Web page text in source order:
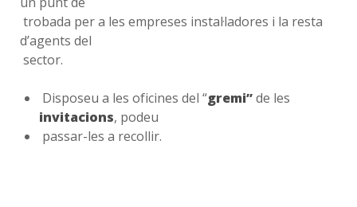
trobada per a les empreses instal·ladores i la resta
d’agents del
sector.
Disposeu a les oficines del “gremi”de les
invitacions, podeu
passar-les a recollir.